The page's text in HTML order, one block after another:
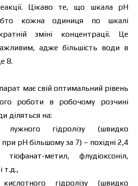
Цікаво те, що шкала рН
кожна одиниця по шкалі
зміні концентрації. Це
адже більшість води в
8.
має свій оптимальний рівень
роботи в робочому розчині
діляться на:
гідролізу (швидко
рН більшому за 7) – похідні 2,4
метил, флудіоксоніл,
т.д.,
гідролізу (швидко